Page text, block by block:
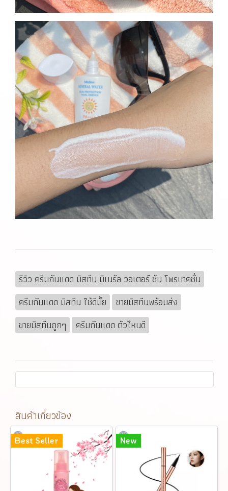
รีวิว ครีมกันแดด มิสทีน มิเนรัล วอเตอร์ ซัน โพรเทคชั่น
ครีมกันแดด มิสทีน ใช้ดีมั้ย
ขายมิสทีนพร้อมส่ง
ขายมิสทีนถูกๆ
ครีมกันแดด ตัวไหนดี
สินค้าเกี่ยวข้อง
Best Seller New